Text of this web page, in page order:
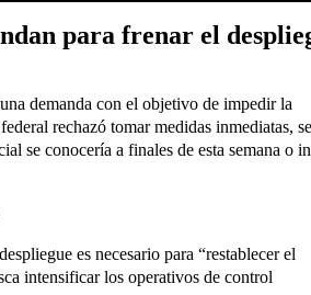
para frenar el
demanda con el objetivo de impedir la
rechazó tomar medidas inmediatas, se
se conocería a finales de esta semana o
es necesario para “restablecer el
intensificar los operativos de control